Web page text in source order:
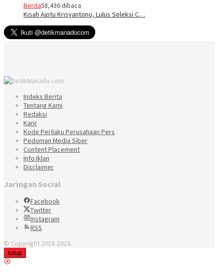
Berita58,436 dibaca
Kisah Aiptu Krisyantono, Lulus Seleksi C…
Indeks Berita
Tentang Kami
Redaksi
Karir
Kode Perilaku Perusahaan Pers
Pedoman Media Siber
Content Placement
Info Iklan
Disclaimer
Jaringan Social
Facebook
Twitter
Instagram
RSS
© Copyright 2018-2024.
tutup